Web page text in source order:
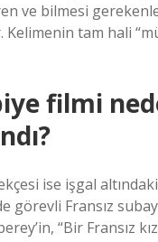
ve bilmesi
Kelimenin tam hali
filmi
ise işgal
görevli Fransız
“Bir Fransız